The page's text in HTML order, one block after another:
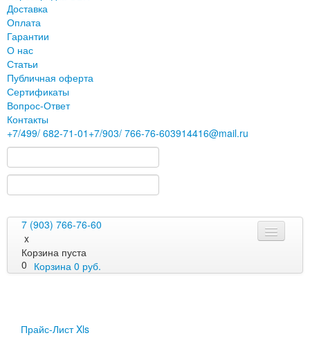
Доставка
Оплата
Гарантии
О нас
Статьи
Публичная оферта
Сертификаты
Вопрос-Ответ
Контакты
+7/499/ 682-71-01 +7/903/ 766-76-603914416@mail.ru
7 (903) 766-76-60
x
Корзина пуста
0 Корзина 0 руб.
Перезарядка ОП
Прайс-Лист Xls